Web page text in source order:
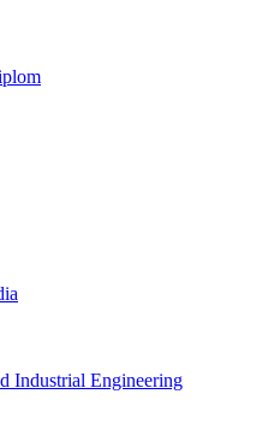
Industrial Engineering